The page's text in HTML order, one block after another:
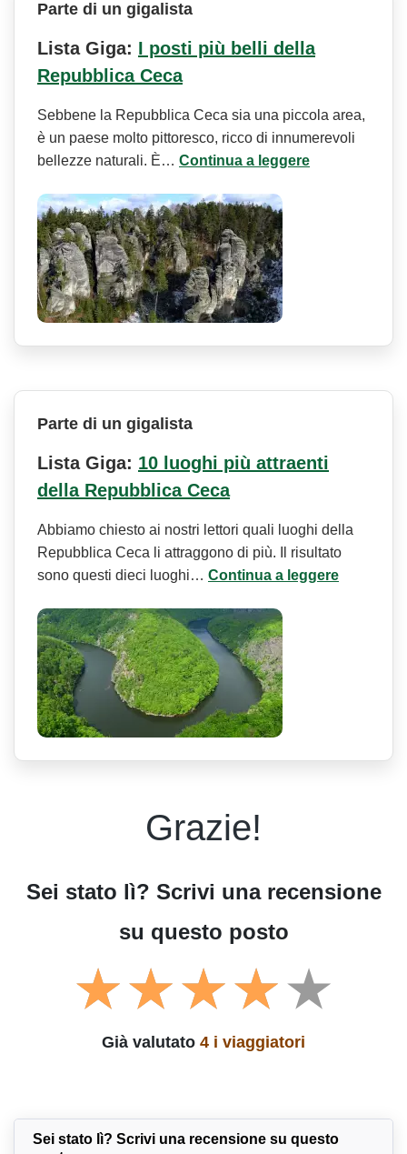
Parte di un gigalista
Lista Giga: I posti più belli della
Repubblica Ceca
Sebbene la Repubblica Ceca sia una piccola area,
è un paese molto pittoresco, ricco di innumerevoli
bellezze naturali. È… Continua a leggere
Parte di un gigalista
Lista Giga: 10 luoghi più attraenti
della Repubblica Ceca
Abbiamo chiesto ai nostri lettori quali luoghi della
Repubblica Ceca li attraggono di più. Il risultato
sono questi dieci luoghi… Continua a leggere
Grazie!
Sei stato lì? Scrivi una recensione
su questo posto
Già valutato 4 i viaggiatori
Sei stato lì? Scrivi una recensione su questo